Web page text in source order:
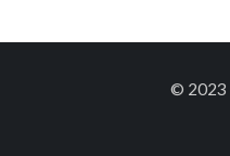
© 2023